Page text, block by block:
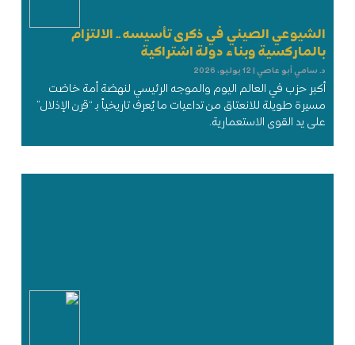
الشيوعي الصيني في ذكرى تأسيسه .. الالتزام
بالماركسية وبناء دولة اشتراكية
د. سامي أبو عاصي 12 يوليو، 2026
أكبر حزب في العالم اليوم والموجه الرئيسي لنهضة أمة خاضت
مسيرة طويلة للانعتاق من تداعيات ما يُعرف تاريخياً بـ “قرن الإذلال”
على يد القوى الاستعمارية.